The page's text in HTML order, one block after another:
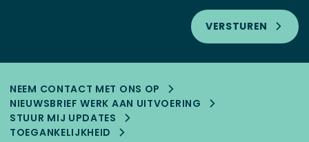
VERSTUREN
NEEM CONTACT MET ONS OP
NIEUWSBRIEF WERK AAN UITVOERING
STUUR MIJ UPDATES
TOEGANKELIJK­HEID